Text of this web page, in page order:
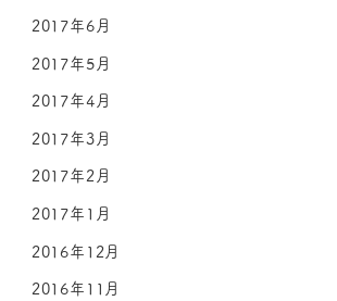
2017年6月
2017年5月
2017年4月
2017年3月
2017年2月
2017年1月
2016年12月
2016年11月